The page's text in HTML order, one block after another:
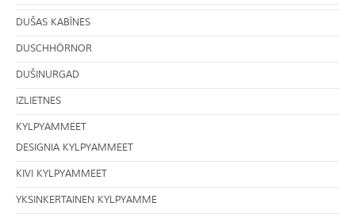
DUŠAS KABĪNES
DUSCHHÖRNOR
DUŠINURGAD
IZLIETNES
KYLPYAMMEET
DESIGNIA KYLPYAMMEET
KIVI KYLPYAMMEET
YKSINKERTAINEN KYLPYAMME